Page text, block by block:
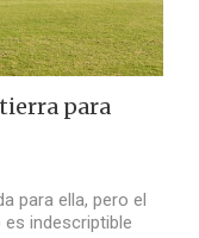
para
para ella, pero el
indescriptible